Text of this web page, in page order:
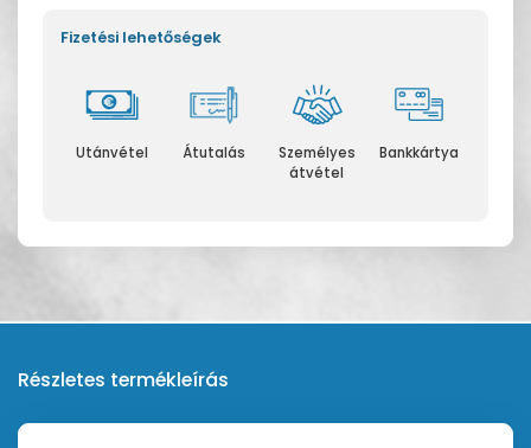
Fizetési lehetőségek
Utánvétel Átutalás
Személyes
átvétel
Bankkártya
Részletes termékleírás